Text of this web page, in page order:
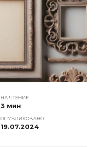
НА ЧТЕНИЕ
3 мин
ОПУБЛИКОВАНО
19.07.2024